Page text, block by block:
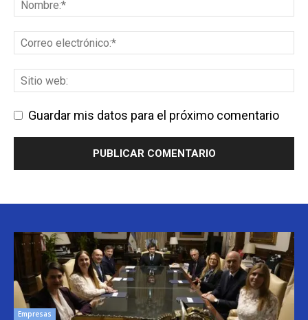
Guardar mis datos para el próximo comentario
Empresas